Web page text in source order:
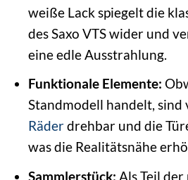
weiße Lack spiegelt die
des Saxo VTS wider und
eine edle Ausstrahlung.
Funktionale Elemente:
Standmodell handelt, sind
Räderdrehbar und die
was die Realitätsnähe
Sammlerstück: Als Teil